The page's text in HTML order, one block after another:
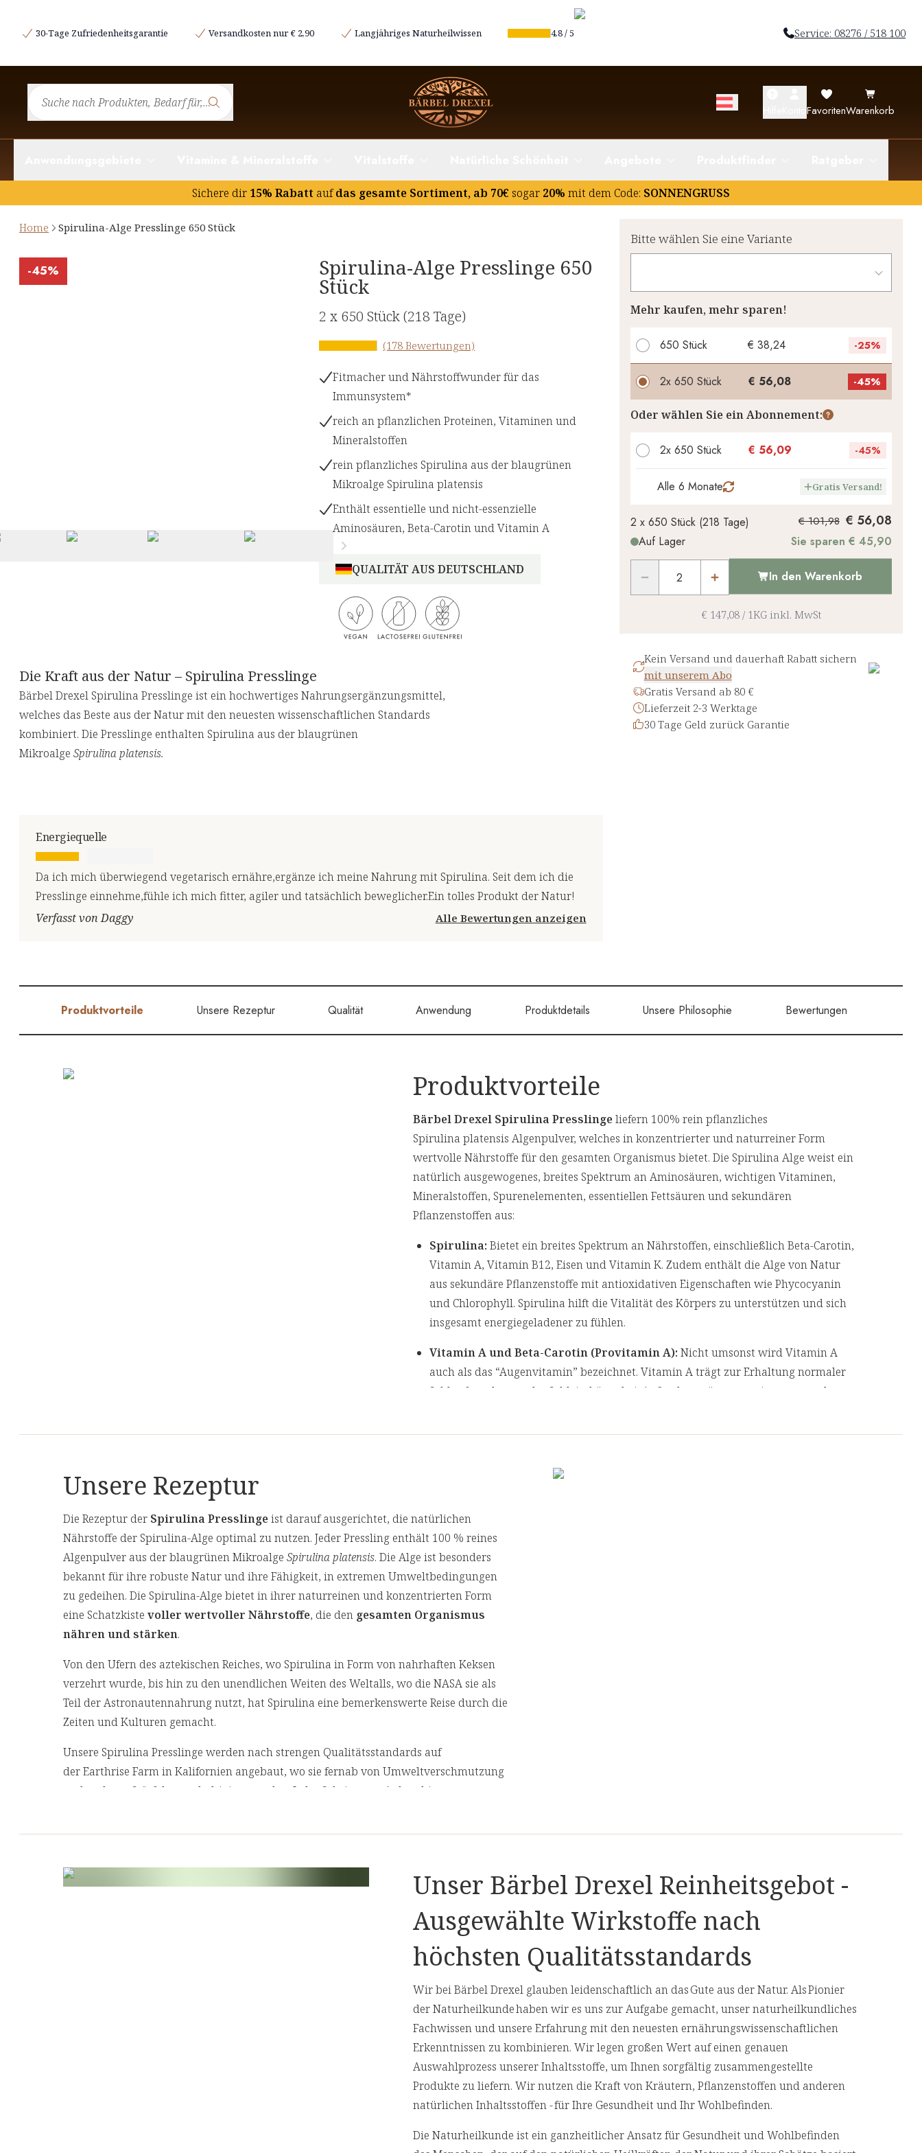
30-Tage Zufriedenheitsgarantie Versandkosten nur € 2,90 Langjähriges Naturheilwissen 4.8/5 Service: 08276 / 518 100
FavoritenWarenkorb
Sichere dir 15% Rabatt aufdas gesamte Sortiment, ab 70€ sogar 20% mit dem Code: SONNENGRUSS
Home Spirulina-Alge Presslinge 650 Stück
-45% Spirulina-Alge Presslinge 650
Stück
2 x 650 Stück(218 Tage)
(178 Bewertungen)
Fitmacher und Nährstoffwunder für das
Immunsystem*
reich an pflanzlichen Proteinen, Vitaminen und
Mineralstoffen
rein pflanzliches Spirulina aus der blaugrünen
Mikroalge Spirulina platensis
Enthält essentielle und nicht-essenzielle
Aminosäuren, Beta-Carotin und Vitamin A
QUALITÄT AUS DEUTSCHLAND
Bitte wählen Sie eine Variante
Mehr kaufen, mehr sparen!
650 Stück € 38,24 -25%
2x 650 Stück € 56,08 -45%
Ihr persönlicher Rabatt
2 € 0,00
Oder wählen Sie ein Abonnement:
2x 650 Stück € 56,09 -45%
Alle 6 Monate Gratis Versand!
2 x 650 Stück (218 Tage)
Auf Lager
€ 101,98 € 56,08
Sie sparen € 45,90
In den Warenkorb
€ 147,08 / 1KG inkl. MwSt
Kein Versand und dauerhaft Rabatt sichern
mit unserem Abo
Gratis Versand ab 80 €
Lieferzeit 2-3 Werktage
30 Tage Geld zurück Garantie
Die Kraft aus der Natur – Spirulina Presslinge
Bärbel Drexel Spirulina Presslinge ist ein hochwertiges Nahrungsergänzungsmittel,
welches das Beste aus der Natur mit den neuesten wissenschaftlichen Standards
kombiniert. Die Presslinge enthalten Spirulina aus der blaugrünen
Mikroalge Spirulina platensis.
Energiequelle
Da ich mich überwiegend vegetarisch ernähre,ergänze ich meine Nahrung mit Spirulina. Seit dem ich die
Presslinge einnehme,fühle ich mich fitter, agiler und tatsächlich beweglicher.Ein tolles Produkt der Natur!
Verfasst von Daggy
Alle Bewertungen anzeigen
Produktvorteile Unsere Rezeptur Qualität Anwendung Produktdetails Unsere Philosophie Bewertungen
Produktvorteile
Bärbel Drexel Spirulina Presslingeliefern 100% rein pflanzliches
Spirulina platensis Algenpulver, welches in konzentrierter und naturreiner Form
wertvolle Nährstoffe für den gesamten Organismus bietet. Die Spirulina Alge weist ein
natürlich ausgewogenes, breites Spektrum an Aminosäuren, wichtigen Vitaminen,
Mineralstoffen, Spurenelementen, essentiellen Fettsäuren und sekundären
Pflanzenstoffen aus:
Spirulina: Bietet ein breites Spektrum an Nährstoffen, einschließlich Beta-Carotin,
Vitamin A, Vitamin B12, Eisen und Vitamin K. Zudem enthält die Alge von Natur
aus sekundäre Pflanzenstoffe mit antioxidativen Eigenschaften wie Phycocyanin
und Chlorophyll. Spirulina hilft die Vitalität des Körpers zu unterstützen und sich
insgesamt energiegeladener zu fühlen.
Vitamin A und Beta-Carotin (Provitamin A): Nicht umsonst wird Vitamin A
auch als das “Augenvitamin” bezeichnet. Vitamin A trägt zur Erhaltung normaler
Sehkraft und normaler Schleimhäute bei. Außerdem trägt es zu einem normalen
trägt es zu einer normalen Funktion des Immunsystems und des Nervensystems
Eisen:Das Spurenelement Eisen fördert unter anderem die Bildung von roten
Blutkörperchen und den Sauerstofftransport im Körper. Zudem trägt es zu einem
Heilpraktikerin Monika Drexel über Spirulina Presslinge
Unsere Rezeptur
Die Rezeptur der Spirulina Presslingeist darauf ausgerichtet, die natürlichen
Nährstoffe der Spirulina-Alge optimal zu nutzen. Jeder Pressling enthält 100 % reines
Algenpulver aus der blaugrünen Mikroalge Spirulina platensis. Die Alge ist besonders
bekannt für ihre robuste Natur und ihre Fähigkeit, in extremen Umweltbedingungen
zu gedeihen. Die Spirulina-Alge bietet in ihrer naturreinen und konzentrierten Form
eine Schatzkiste voller wertvoller Nährstoffe, die den gesamten Organismus
nähren und stärken.
Von den Ufern des aztekischen Reiches, wo Spirulina in Form von nahrhaften Keksen
verzehrt wurde, bis hin zu den unendlichen Weiten des Weltalls, wo die NASA sie als
Teil der Astronautennahrung nutzt, hat Spirulina eine bemerkenswerte Reise durch die
Zeiten und Kulturen gemacht.
Unsere Spirulina Presslinge werden nach strengen Qualitätsstandards auf
der Earthrise Farm in Kalifornien angebaut, wo sie fernab von Umweltverschmutzung
und anderen Störfaktoren kultiviert werden. Jeder Schritt vom Anbau bis zur
entsprechenden Ernährungsbedürfnissen oder Vorlieben macht.
Presslingen
Eine US-amerikanische Studie zeigt, dass eine Ergänzung mit Spirulina die körperliche
Probanden ergänzten ihre Nahrung vier Monate lang mit Spirulina. Es stellte sich
heraus, dass sich der Proteinstatus der Studienteilnehmer in dieser Zeit um 14,8 %
gebessert hatte. Die Ergebnisse dieser Studie bestätigen die Vorteile von Spirulina in
Gershwin, M. E. and Belay, A. – Spirulina in Human Nutrition and Health. CRC Press,
Boca Raton, 2008; Chapter 4: Therapeutic Utility of Spirulina in Nephrotic Syndrome;
Unser Bärbel Drexel Reinheitsgebot -
Ausgewählte Wirkstoffe nach
höchsten Qualitätsstandards
Wir bei Bärbel Drexel glauben leidenschaftlich an das Gute aus der Natur. Als Pionier
der Naturheilkunde haben wir es uns zur Aufgabe gemacht, unser naturheilkundliches
Fachwissen und unsere Erfahrung mit den neuesten ernährungswissenschaftlichen
Erkenntnissen zu kombinieren. Wir legen großen Wert auf einen genauen
Auswahlprozess unserer Inhaltsstoffe, um Ihnen sorgfältig zusammengestellte
Produkte zu liefern. Wir nutzen die Kraft von Kräutern, Pflanzenstoffen und anderen
natürlichen Inhaltsstoffen - für Ihre Gesundheit und Ihr Wohlbefinden.
Die Naturheilkunde ist ein ganzheitlicher Ansatz für Gesundheit und Wohlbefinden